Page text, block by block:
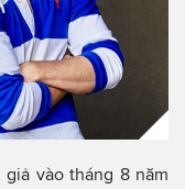
giả vào tháng 8 năm